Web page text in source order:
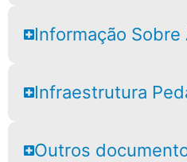
Informação Sobre
Infraestrutura
Outros